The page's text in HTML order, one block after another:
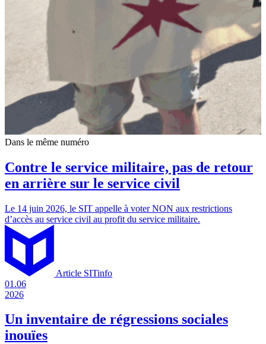
Dans le même numéro
Contre le service militaire, pas de retour
en arrière sur le service civil
Le 14 juin 2026, le SIT appelle à voter NON aux restrictions
d’accès au service civil au profit du service militaire.
Article SITinfo
01.06
2026
Un inventaire de régressions sociales
inouïes